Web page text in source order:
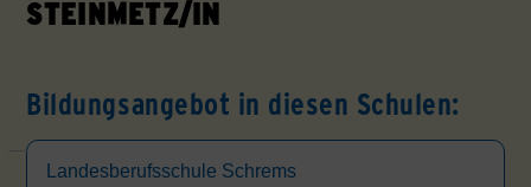
STEINMETZ/IN
Bildungsangebot in diesen Schulen:
Landesberufsschule Schrems